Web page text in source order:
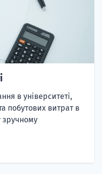
в університеті,
побутових витрат в
зручному